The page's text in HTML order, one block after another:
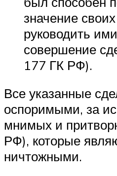
значение
руководить
совершение
177 ГК РФ).
Все указанные
оспоримыми, за
мнимых и
РФ), которые
ничтожными.